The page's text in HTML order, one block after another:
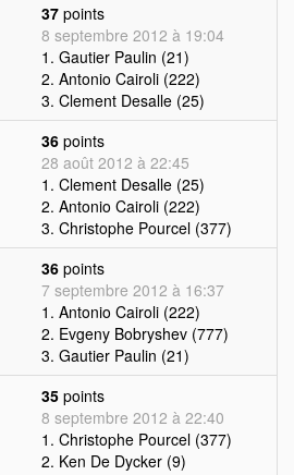
37 points
8 septembre 2012 à 19:04
1. Gautier Paulin (21)
2. Antonio Cairoli (222)
3. Clement Desalle (25)
36 points
28 août 2012 à 22:45
1. Clement Desalle (25)
2. Antonio Cairoli (222)
3. Christophe Pourcel (377)
36 points
7 septembre 2012 à 16:37
1. Antonio Cairoli (222)
2. Evgeny Bobryshev (777)
3. Gautier Paulin (21)
35 points
8 septembre 2012 à 22:40
1. Christophe Pourcel (377)
2. Ken De Dycker (9)